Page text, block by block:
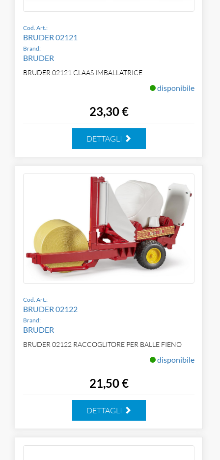
Cod. Art.:
BRUDER 02121
Brand:
BRUDER
BRUDER 02121 CLAAS IMBALLATRICE
disponibile
23,30 €
DETTAGLI
Cod. Art.:
BRUDER 02122
Brand:
BRUDER
BRUDER 02122 RACCOGLITORE PER BALLE FIENO
disponibile
21,50 €
DETTAGLI